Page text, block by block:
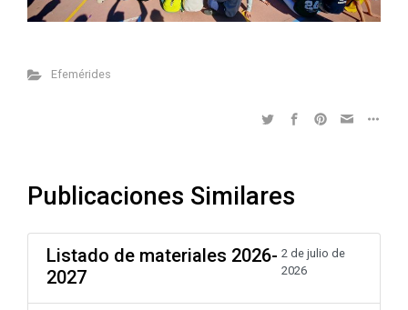
Efemérides
Publicaciones Similares
Listado de materiales 2026-
2027
2 de julio de
2026